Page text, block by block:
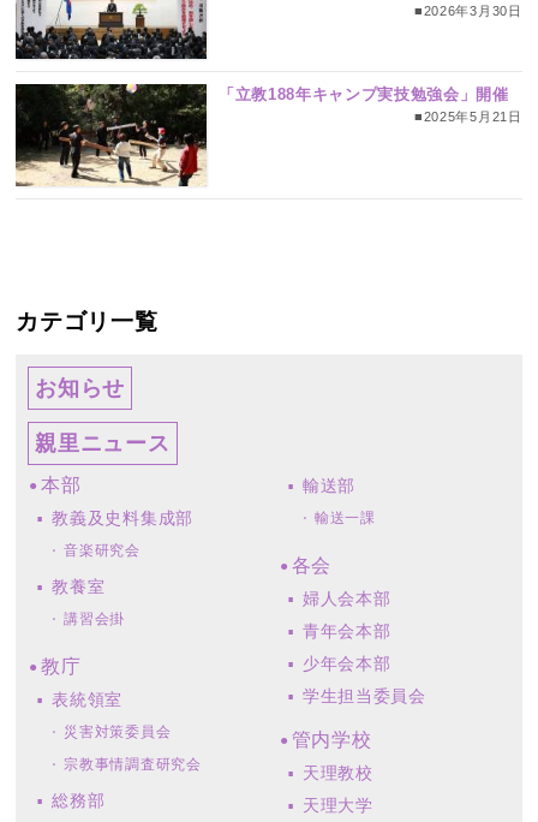
■2026年3月30日
「立教188年キャンプ実技勉強会」開催
■2025年5月21日
カテゴリ一覧
お知らせ
親里ニュース
本部
教義及史料集成部
音楽研究会
教養室
講習会掛
教庁
表統領室
災害対策委員会
宗教事情調査研究会
総務部
輸送部
輸送一課
各会
婦人会本部
青年会本部
少年会本部
学生担当委員会
管内学校
天理教校
天理大学